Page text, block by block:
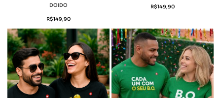
DOIDO
R$149,90
R$149,90